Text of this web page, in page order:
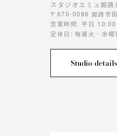
スタジオエミュ姫路
〒670-0086 姫路市
営業時間: 平日
定休日: 毎週火・水曜
Studio details